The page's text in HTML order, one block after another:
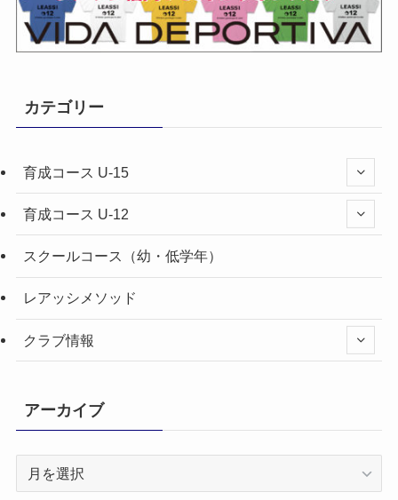
カテゴリー
育成コース U-15
育成コース U-12
スクールコース（幼・低学年）
レアッシメソッド
クラブ情報
アーカイブ